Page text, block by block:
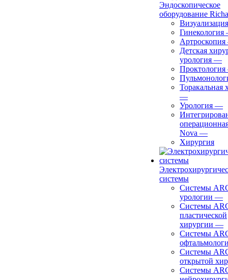
Эндоскопическое
оборудование
Визуализация
Гинекология
Артроскопия
Детская
урология —
Проктология
Торакальная
—
Урология —
Nova —
Хирургия
системы
Системы
урологии —
Системы
пластической
хирургии —
Системы
Системы
открытой
Системы